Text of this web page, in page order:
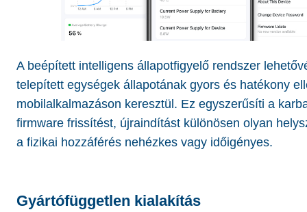
A beépített intelligens állapotfigyelő rendszer
telepített egységek állapotának gyors és hatékony
mobilalkalmazáson keresztül. Ez egyszerűsíti a
firmware frissítést, újraindítást különösen olyan
a fizikai hozzáférés nehézkes vagy időigényes.
Gyártófüggetlen kialakítás